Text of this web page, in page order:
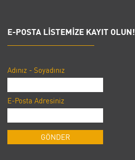
E-POSTA LİSTEMİZE KAYIT OLUN!
Adınız - Soyadınız
E-Posta Adresiniz